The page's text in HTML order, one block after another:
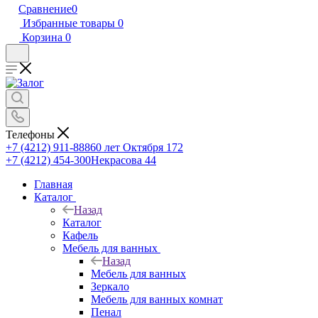
Сравнение0
Избранные товары 0
Корзина 0
Телефоны
+7 (4212) 911-88860 лет Октября 172
+7 (4212) 454-300Некрасова 44
Главная
Каталог
Назад
Каталог
Кафель
Мебель для ванных
Назад
Мебель для ванных
Зеркало
Мебель для ванных комнат
Пенал